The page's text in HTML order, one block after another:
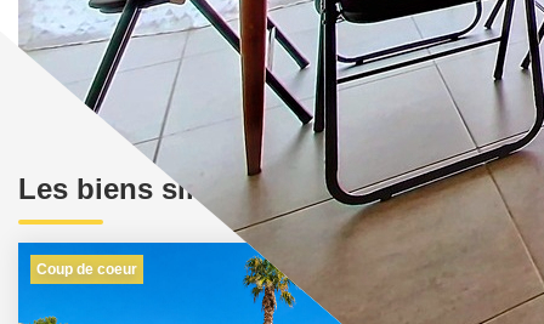
Les biens similaires
Coup de coeur